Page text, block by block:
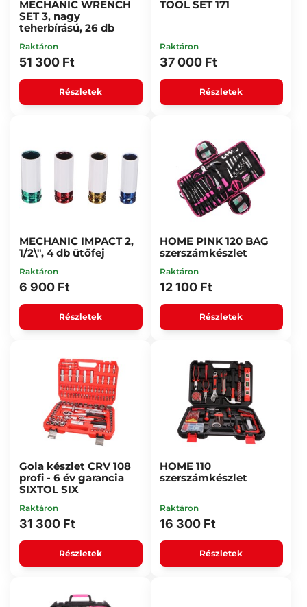
MECHANIC WRENCH
SET 3, nagy
teherbírású, 26 db
Raktáron
51 300 Ft
Részletek
TOOL SET 171
Raktáron
37 000 Ft
Részletek
MECHANIC IMPACT 2,
1/2\", 4 db ütőfej
Raktáron
6 900 Ft
Részletek
HOME PINK 120 BAG
szerszámkészlet
Raktáron
12 100 Ft
Részletek
Gola készlet CRV 108
profi - 6 év garancia
SIXTOL SIX
Raktáron
31 300 Ft
Részletek
HOME 110
szerszámkészlet
Raktáron
16 300 Ft
Részletek